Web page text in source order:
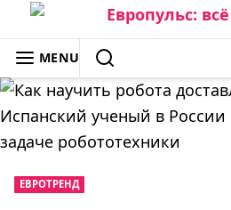
Skip
to
content
ЕВРОПУЛЬС: ВСЁ О
MENU
SEARCH
ЕВРОТРЕНД